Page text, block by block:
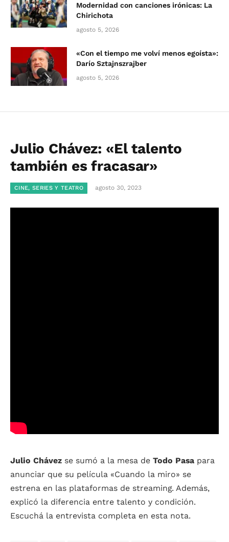
Modernidad con canciones irónicas: La
Chirichota
agosto 5, 2026
«Con el tiempo me volví menos egoísta»:
Darío Sztajnszrajber
agosto 5, 2026
Julio Chávez: «El talento
también es fracasar»
CINE, SERIES Y TEATRO agosto 30, 2023
Julio Chávez se sumó a la mesa de Todo Pasa para
anunciar que su película «Cuando la miro» se
estrena en las plataformas de streaming. Además,
explicó la diferencia entre talento y condición.
Escuchá la entrevista completa en esta nota.